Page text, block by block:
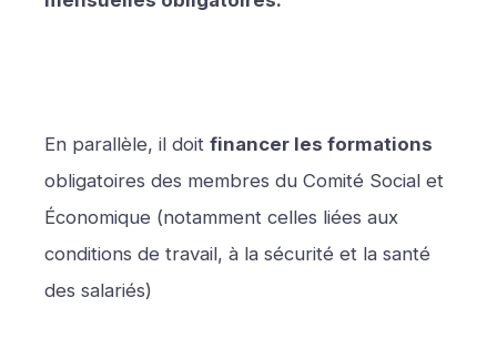
En parallèle, il doit financer les formations
obligatoires des membres du Comité Social et
Économique (notamment celles liées aux
conditions de travail, à la sécurité et la santé
des salariés)